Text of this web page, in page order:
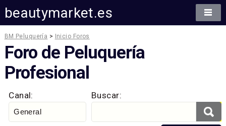
beautymarket.es
BM Peluquería > Inicio Foros
Foro de Peluquería
Profesional
Canal: Buscar: